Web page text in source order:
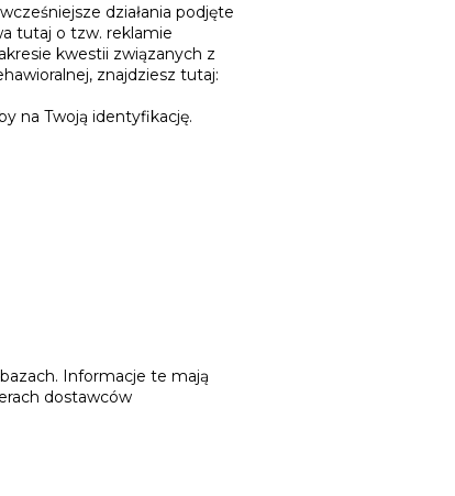
działania podjęte
tutaj o tzw. reklamie
kwestii związanych z
znajdziesz tutaj:
na Twoją identyfikację.
Informacje te mają
dostawców